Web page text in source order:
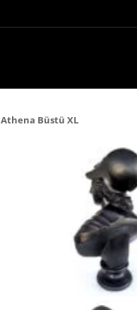
Athena Büstü XL